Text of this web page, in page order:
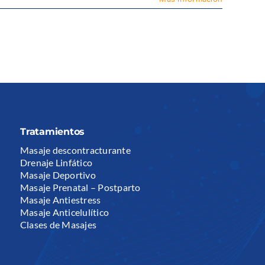
Tratamientos
Masaje descontracturante
Drenaje Linfático
Masaje Deportivo
Masaje Prenatal – Postparto
Masaje Antiestress
Masaje Anticelulítico
Clases de Masajes